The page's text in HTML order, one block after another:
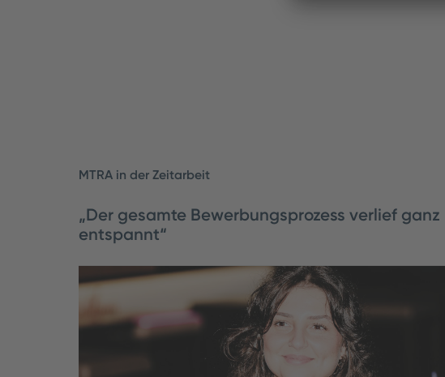
MTRA in der Zeitarbeit
„Der gesamte Bewerbungsprozess verlief ganz
entspannt“
Didem Uyar ist MTRA und arbeitet für uns in der
Zeitarbeit. Trotzdem schläft sie jede Nacht zu Hause. Wie
funktioniert das? Das erklärt sie uns im Interview.